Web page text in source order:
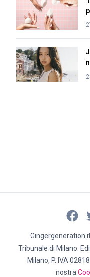
Tribunale di Milano.
Milano, P. IVA
nostra